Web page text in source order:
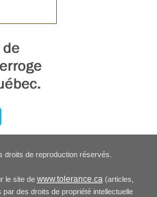
droits de reproduction réservés.
le site de www.tolerance.ca(articles,
des droits de propriété intellectuelle